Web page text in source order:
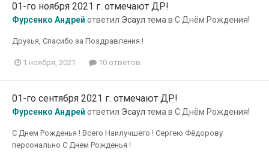
01-го ноября 2021 г. отмечают ДР!
Фурсенко Андрей ответил Эсаул тема в С Днём Рождения!
Друзья, Спасибо за Поздравления !
1 ноября, 2021 10 ответов
01-го сентября 2021 г. отмечают ДР!
Фурсенко Андрей ответил Эсаул тема в С Днём Рождения!
С Днем Рожденья ! Всего Наилучшего ! Сергею Фёдорову
персонально С Днем Рожденья !